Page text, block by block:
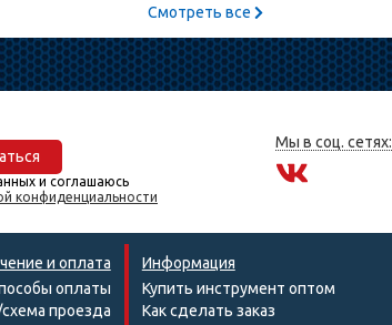
Смотреть все
и соглашаюсь
конфиденциальности
Мы в соц. сетях:
и оплата
оплаты
проезда
Информация
Купить инструмент оптом
Как сделать заказ